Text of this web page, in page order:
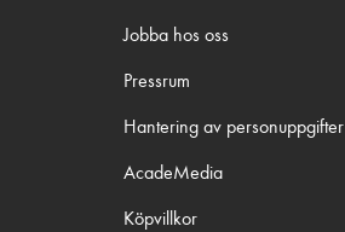
Jobba hos oss
Pressrum
Hantering av personuppgifter
AcadeMedia
Köpvillkor